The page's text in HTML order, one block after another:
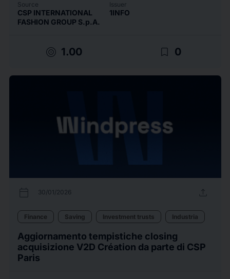
Source
CSP INTERNATIONAL
FASHION GROUP S.p.A.
Issuer
1INFO
target 1.00 bookmark_border 0
calendar_today 30/01/2026 upload
Finance Saving Investment trusts Industria
Aggiornamento tempistiche closing
acquisizione V2D Création da parte di CSP
Paris